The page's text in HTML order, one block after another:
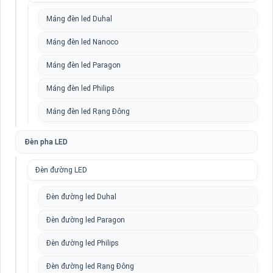
Máng đèn led Duhal
Máng đèn led Nanoco
Máng đèn led Paragon
Máng đèn led Philips
Máng đèn led Rạng Đông
Đèn pha LED
Đèn đường LED
Đèn đường led Duhal
Đèn đường led Paragon
Đèn đường led Philips
Đèn đường led Rạng Đông